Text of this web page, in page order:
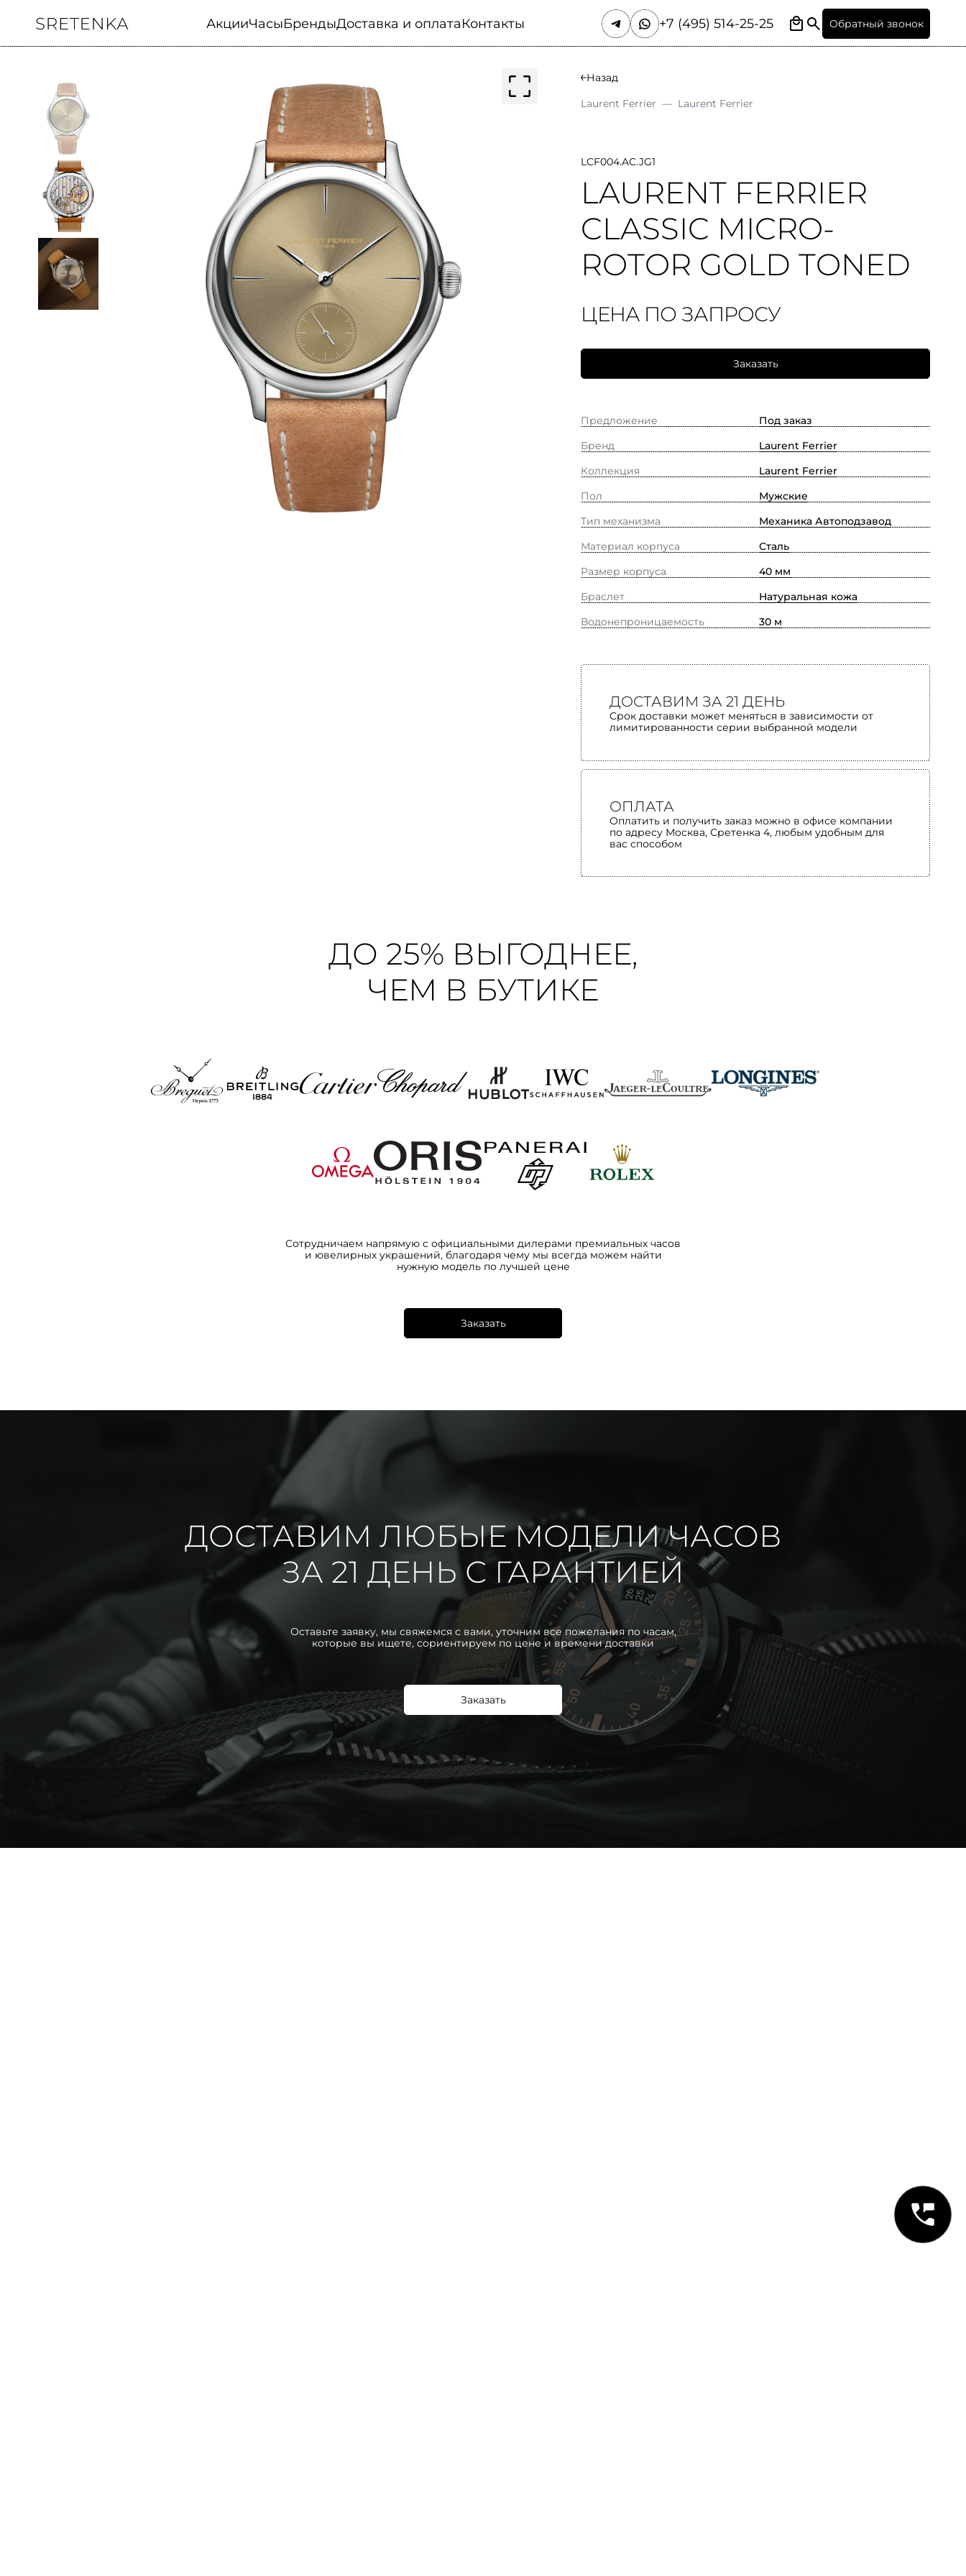
АкцииЧасыБрендыДоставка и оплатаКонтакты +7 (495) 514-25-25 Обратный звонок
Назад
Laurent Ferrier — Laurent Ferrier
LCF004.AC.JG1
LAURENT FERRIER
CLASSIC MICRO-
ROTOR GOLD TONED
ЦЕНА ПО ЗАПРОСУ
Заказать
Предложение
Под заказ
Бренд
Laurent Ferrier
Коллекция
Laurent Ferrier
Пол
Мужские
Тип механизма
Механика Автоподзавод
Материал корпуса
Сталь
Размер корпуса
40 мм
Браслет
Натуральная кожа
Водонепроницаемость
30 м
ДОСТАВИМ ЗА 21 ДЕНЬ
Срок доставки может меняться в зависимости от
лимитированности серии выбранной модели
ОПЛАТА
Оплатить и получить заказ можно в офисе компании
по адресу Москва, Сретенка 4, любым удобным для
вас способом
ДО 25% ВЫГОДНЕЕ,
ЧЕМ В БУТИКЕ
Сотрудничаем напрямую с официальными дилерами премиальных часов
и ювелирных украшений, благодаря чему мы всегда можем найти
нужную модель по лучшей цене
Заказать
ДОСТАВИМ ЛЮБЫЕ МОДЕЛИ ЧАСОВ
ЗА 21 ДЕНЬ С ГАРАНТИЕЙ
Оставьте заявку, мы свяжемся с вами, уточним все пожелания по часам,
которые вы ищете, сориентируем по цене и времени доставки
Заказать